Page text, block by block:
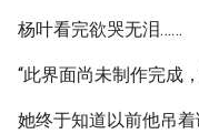
杨叶看完欲哭无泪……
“此界面尚未制作完成
她终于知道以前他吊